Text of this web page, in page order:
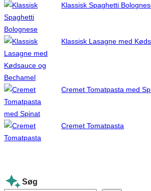
Klassisk Spaghetti
Klassisk Lasagne med
Cremet Tomatpasta med
Cremet Tomatpasta
Søg